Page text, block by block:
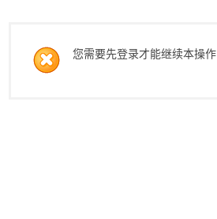
您需要先登录才能继续本操作